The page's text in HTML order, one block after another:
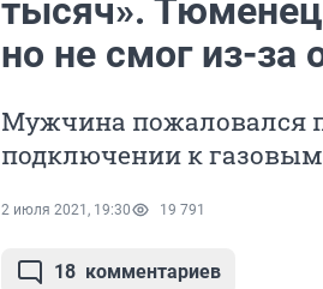
тысяч». Тюменец
но не смог из-за
Мужчина пожаловался
подключении к
2 июля 2021, 19:30 19 791
18 комментариев